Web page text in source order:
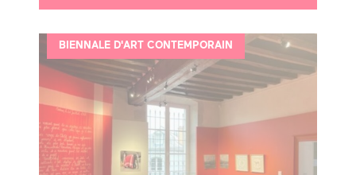
BIENNALE D'ART CONTEMPORAIN